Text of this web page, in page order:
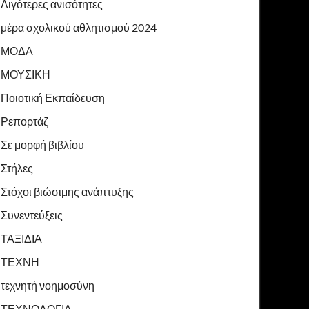
Λιγότερες ανισότητες
μέρα σχολικού αθλητισμού 2024
ΜΟΔΑ
ΜΟΥΣΙΚΗ
Ποιοτική Εκπαίδευση
Ρεπορτάζ
Σε μορφή βιβλίου
Στήλες
Στόχοι βιώσιμης ανάπτυξης
Συνεντεύξεις
ΤΑΞΙΔΙΑ
ΤΕΧΝΗ
τεχνητή νοημοσύνη